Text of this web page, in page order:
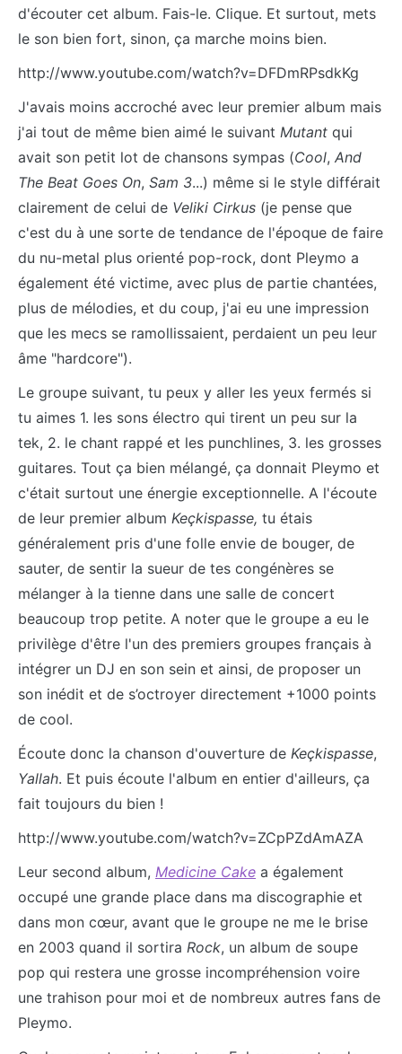
d'écouter cet album. Fais-le. Clique. Et surtout, mets
le son bien fort, sinon, ça marche moins bien.
http://www.youtube.com/watch?v=DFDmRPsdkKg
J'avais moins accroché avec leur premier album mais
j'ai tout de même bien aimé le suivant Mutant qui
avait son petit lot de chansons sympas (Cool, And
The Beat Goes On, Sam 3...) même si le style différait
clairement de celui de Veliki Cirkus (je pense que
c'est du à une sorte de tendance de l'époque de faire
du nu-metal plus orienté pop-rock, dont Pleymo a
également été victime, avec plus de partie chantées,
plus de mélodies, et du coup, j'ai eu une impression
que les mecs se ramollissaient, perdaient un peu leur
âme "hardcore").
Le groupe suivant, tu peux y aller les yeux fermés si
tu aimes 1. les sons électro qui tirent un peu sur la
tek, 2. le chant rappé et les punchlines, 3. les grosses
guitares. Tout ça bien mélangé, ça donnait Pleymo et
c'était surtout une énergie exceptionnelle. A l'écoute
de leur premier album Keçkispasse, tu étais
généralement pris d'une folle envie de bouger, de
sauter, de sentir la sueur de tes congénères se
mélanger à la tienne dans une salle de concert
beaucoup trop petite. A noter que le groupe a eu le
privilège d'être l'un des premiers groupes français à
intégrer un DJ en son sein et ainsi, de proposer un
son inédit et de s’octroyer directement +1000 points
de cool.
Écoute donc la chanson d'ouverture de Keçkispasse,
Yallah. Et puis écoute l'album en entier d'ailleurs, ça
fait toujours du bien !
http://www.youtube.com/watch?v=ZCpPZdAmAZA
Leur second album, Medicine Cake a également
occupé une grande place dans ma discographie et
dans mon cœur, avant que le groupe ne me le brise
en 2003 quand il sortira Rock, un album de soupe
pop qui restera une grosse incompréhension voire
une trahison pour moi et de nombreux autres fans de
Pleymo.